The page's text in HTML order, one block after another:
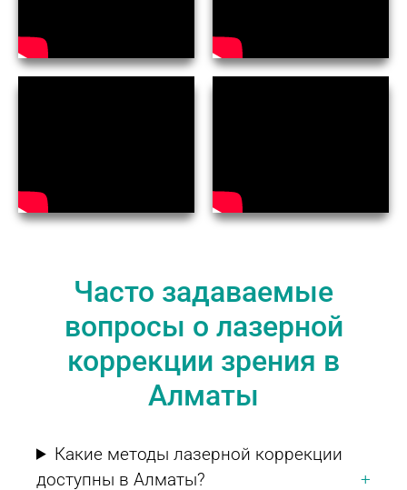
Часто задаваемые
вопросы о лазерной
коррекции зрения в
Алматы
Какие методы лазерной коррекции
доступны в Алматы?